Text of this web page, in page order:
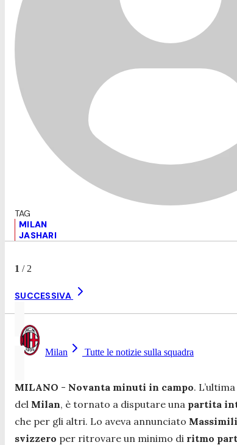
MILAN
JASHARI
1 / 2
SUCCESSIVA
Milan Tutte le notizie sulla squadra
MILANO - Novanta minuti in campo.
del Milan, è tornato a disputare una partita
che per gli altri. Lo aveva annunciato
svizzero per ritrovare un minimo di ritmo